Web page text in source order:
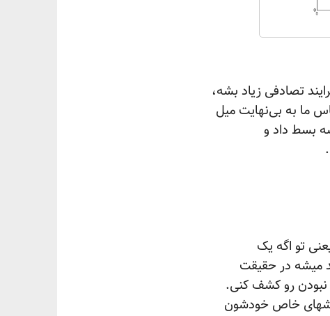
تصادفی زیاد بشه،
ما به بی‌نهایت میل
بسط داد و
تو اگه یک
میشه در حقیقت
نبودن رو کشف کنی.
خاص خودشون